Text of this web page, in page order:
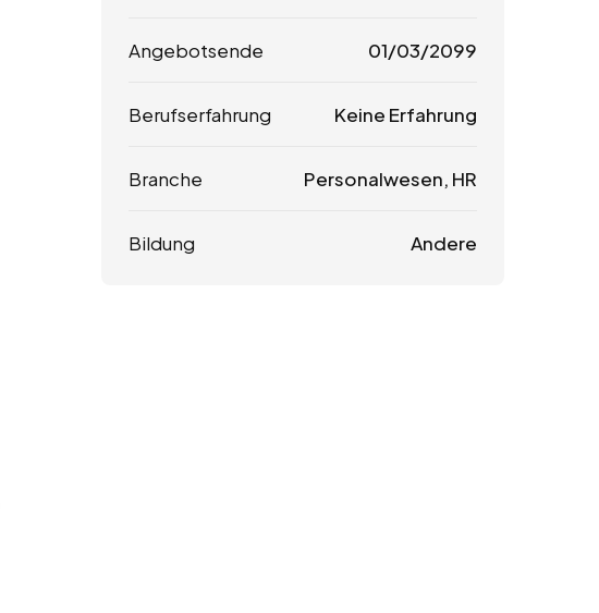
Angebotsende 01/03/2099
Berufserfahrung Keine Erfahrung
Branche Personalwesen, HR
Bildung Andere